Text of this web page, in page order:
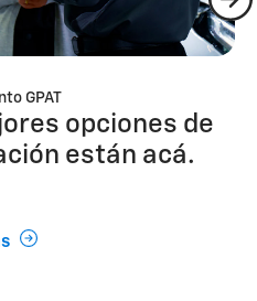
GPAT
opciones de
están acá.